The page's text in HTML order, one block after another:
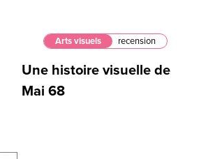
Arts visuels recension
Une histoire visuelle de
Mai 68